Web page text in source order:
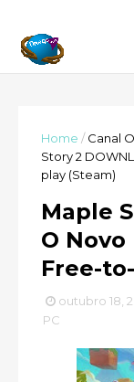
Home / Canal
Story 2
play (Steam)
Maple
O Novo
Free-
outubro 18,
PC